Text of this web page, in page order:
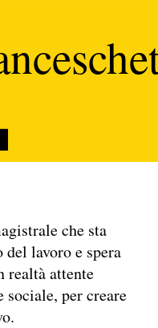
che sta
lavoro e spera
realtà attente
per creare